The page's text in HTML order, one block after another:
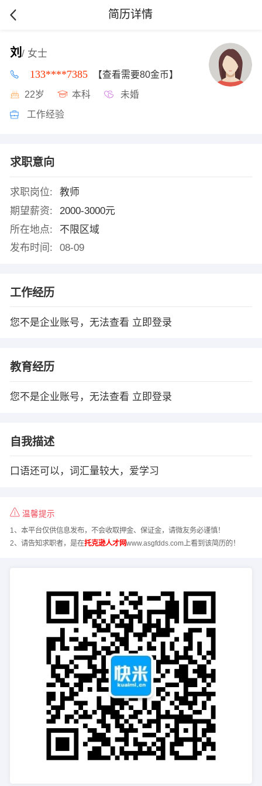
简历详情
刘 / 女士
133****7385 【查看需要80金币】
22岁 本科 未婚
工作经验
求职意向
求职岗位:
教师
期望薪资:
2000-3000元
所在地点:
不限区域
发布时间:
08-09
工作经历
您不是企业账号，无法查看 立即登录
教育经历
您不是企业账号，无法查看 立即登录
自我描述
口语还可以，词汇量较大，爱学习
温馨提示
1、本平台仅供信息发布，不会收取押金、保证金，请微友务必谨慎！
2、请告知求职者，是在托克逊人才网www.asgfdds.com上看到该简历的！